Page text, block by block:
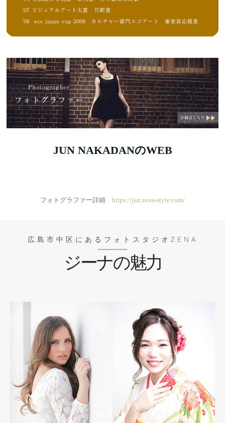
JUN NAKADANのWEB
フォトグラファー詳細 https://jun.zena-style.com/
広島市中区にあるフォトスタジオZENA
ジーナの魅力